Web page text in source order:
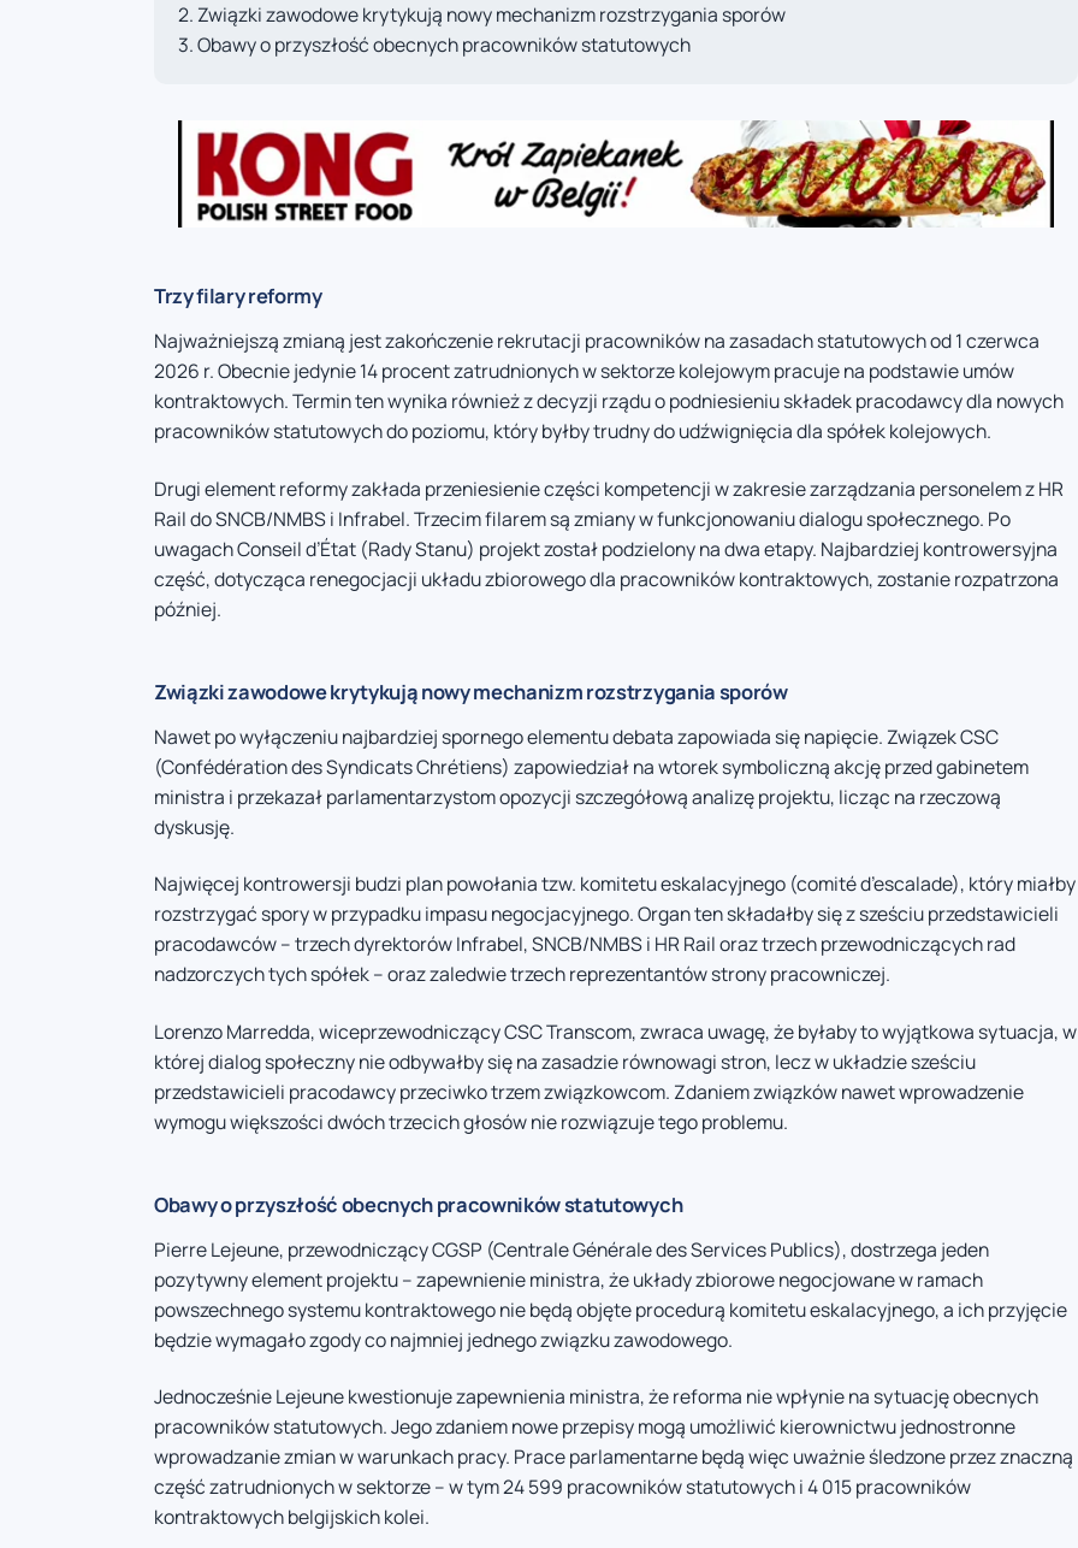
Związki zawodowe krytykują nowy mechanizm rozstrzygania sporów
Obawy o przyszłość obecnych pracowników statutowych
Trzy filary reformy
Najważniejszą zmianą jest zakończenie rekrutacji pracowników na zasadach statutowych od 1 czerwca
2026 r. Obecnie jedynie 14 procent zatrudnionych w sektorze kolejowym pracuje na podstawie umów
kontraktowych. Termin ten wynika również z decyzji rządu o podniesieniu składek pracodawcy dla nowych
pracowników statutowych do poziomu, który byłby trudny do udźwignięcia dla spółek kolejowych.
Drugi element reformy zakłada przeniesienie części kompetencji w zakresie zarządzania personelem z HR
Rail do SNCB/NMBS i Infrabel. Trzecim filarem są zmiany w funkcjonowaniu dialogu społecznego. Po
uwagach Conseil d’État (Rady Stanu) projekt został podzielony na dwa etapy. Najbardziej kontrowersyjna
część, dotycząca renegocjacji układu zbiorowego dla pracowników kontraktowych, zostanie rozpatrzona
później.
Związki zawodowe krytykują nowy mechanizm rozstrzygania sporów
Nawet po wyłączeniu najbardziej spornego elementu debata zapowiada się napięcie. Związek CSC
(Confédération des Syndicats Chrétiens) zapowiedział na wtorek symboliczną akcję przed gabinetem
ministra i przekazał parlamentarzystom opozycji szczegółową analizę projektu, licząc na rzeczową
dyskusję.
Najwięcej kontrowersji budzi plan powołania tzw. komitetu eskalacyjnego (comité d’escalade), który miałby
rozstrzygać spory w przypadku impasu negocjacyjnego. Organ ten składałby się z sześciu przedstawicieli
pracodawców – trzech dyrektorów Infrabel, SNCB/NMBS i HR Rail oraz trzech przewodniczących rad
nadzorczych tych spółek – oraz zaledwie trzech reprezentantów strony pracowniczej.
Lorenzo Marredda, wiceprzewodniczący CSC Transcom, zwraca uwagę, że byłaby to wyjątkowa sytuacja, w
której dialog społeczny nie odbywałby się na zasadzie równowagi stron, lecz w układzie sześciu
przedstawicieli pracodawcy przeciwko trzem związkowcom. Zdaniem związków nawet wprowadzenie
wymogu większości dwóch trzecich głosów nie rozwiązuje tego problemu.
Obawy o przyszłość obecnych pracowników statutowych
Pierre Lejeune, przewodniczący CGSP (Centrale Générale des Services Publics), dostrzega jeden
pozytywny element projektu – zapewnienie ministra, że układy zbiorowe negocjowane w ramach
powszechnego systemu kontraktowego nie będą objęte procedurą komitetu eskalacyjnego, a ich przyjęcie
będzie wymagało zgody co najmniej jednego związku zawodowego.
Jednocześnie Lejeune kwestionuje zapewnienia ministra, że reforma nie wpłynie na sytuację obecnych
pracowników statutowych. Jego zdaniem nowe przepisy mogą umożliwić kierownictwu jednostronne
wprowadzanie zmian w warunkach pracy. Prace parlamentarne będą więc uważnie śledzone przez znaczną
część zatrudnionych w sektorze – w tym 24 599 pracowników statutowych i 4 015 pracowników
kontraktowych belgijskich kolei.